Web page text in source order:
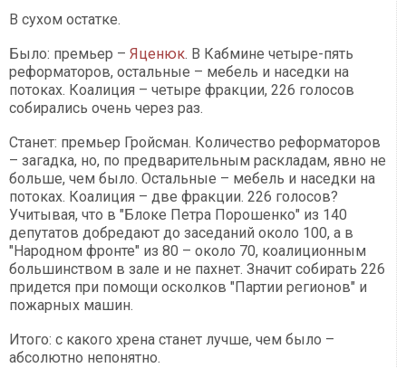
В сухом остатке.
Было: премьер – Яценюк. В Кабмине четыре-пять
реформаторов, остальные – мебель и наседки на
потоках. Коалиция – четыре фракции, 226 голосов
собирались очень через раз.
Станет: премьер Гройсман. Количество реформаторов
– загадка, но, по предварительным раскладам, явно не
больше, чем было. Остальные – мебель и наседки на
потоках. Коалиция – две фракции. 226 голосов?
Учитывая, что в "Блоке Петра Порошенко" из 140
депутатов добредают до заседаний около 100, а в
"Народном фронте" из 80 – около 70, коалиционным
большинством в зале и не пахнет. Значит собирать 226
придется при помощи осколков "Партии регионов" и
пожарных машин.
Итого: с какого хрена станет лучше, чем было –
абсолютно непонятно.